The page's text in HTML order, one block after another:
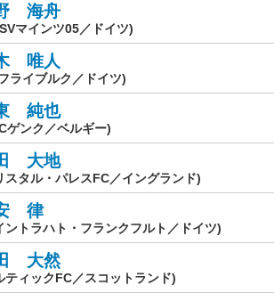
海舟
マインツ05／ドイツ)
唯人
ライブルク／ドイツ)
純也
ゲンク／ベルギー)
大地
スタル・パレスFC／イングランド)
律
ントラハト・フランクフルト／ドイツ)
大然
ティックFC／スコットランド)